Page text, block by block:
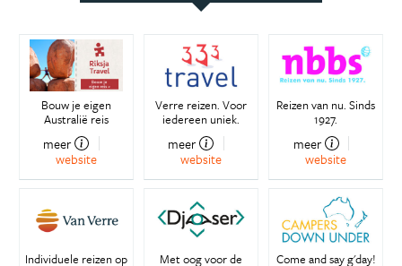
Bouw je eigen
Australië reis
meer
website
Verre reizen. Voor
iedereen uniek.
meer
website
Reizen van nu. Sinds
1927.
meer
website
Individuele reizen op
Met oog voor de
Come and say g'day!